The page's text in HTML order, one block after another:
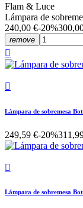
Flam & Luce
Lámpara de
240,00 €-20%
remove


Lámpara de sobremesa
249,59 €-20%

Lámpara de sobremesa